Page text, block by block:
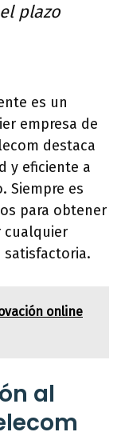
plazo
es un
empresa de
destaca
y eficiente a
Siempre es
para obtener
cualquier
satisfactoria.
online
al